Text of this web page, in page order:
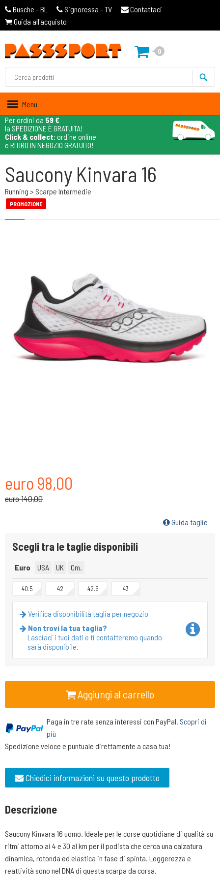
Busche - BL Signoressa - TV
Contattaci
Guida all'acquisto
0
Menu
Per ordini da 59 €
la SPEDIZIONE È GRATUITA!
Click & collect: ordine online
e RITIRO IN NEGOZIO GRATUITO!
Saucony Kinvara 16
Running > Scarpe Intermedie
PROMOZIONE
euro 98,00
euro 140,00
Guida taglie
Scegli tra le taglie disponibili
Euro USA UK Cm.
40.5 42 42.5 43
Verifica disponibilità taglia per negozio
Non trovi la tua taglia?
Lasciaci i tuoi dati e ti contatteremo quando
sarà disponibile.
Aggiungi al carrello
Paga in tre rate senza interessi con PayPal. Scopri di
più
Spedizione veloce e puntuale direttamente a casa tua!
Chiedici informazioni su questo prodotto
Descrizione
Saucony Kinvara 16 uomo. Ideale per le corse quotidiane di qualità su
ritmi attorno ai 4 e 30 al km per il podista che cerca una calzatura
dinamica, rotonda ed elastica in fase di spinta. Leggerezza e
reattività sono nel DNA di questa scarpa da corsa.